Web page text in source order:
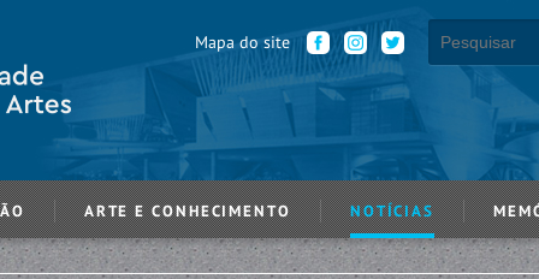
Mapa do site
ARTE E CONHECIMENTO NOTÍCIAS